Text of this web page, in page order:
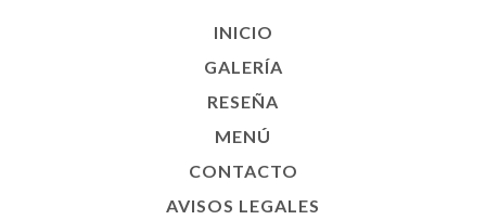
INICIO
GALERÍA
RESEÑA
MENÚ
CONTACTO
AVISOS LEGALES